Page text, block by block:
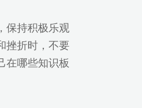
保持积极乐观
挫折时，不要
在哪些知识板